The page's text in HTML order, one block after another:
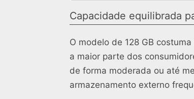
Capacidade equilibrada
O modelo de 128 GB
a maior parte dos
de forma moderada ou até
armazenamento externo